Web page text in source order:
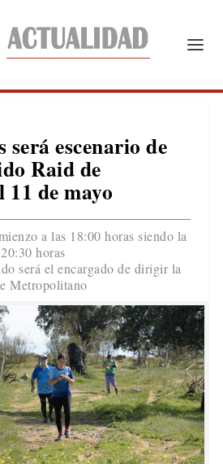
será escenario de
Raid de
11 de mayo
a las 18:00 horas siendo la
horas
será el encargado de dirigir la
Metropolitano